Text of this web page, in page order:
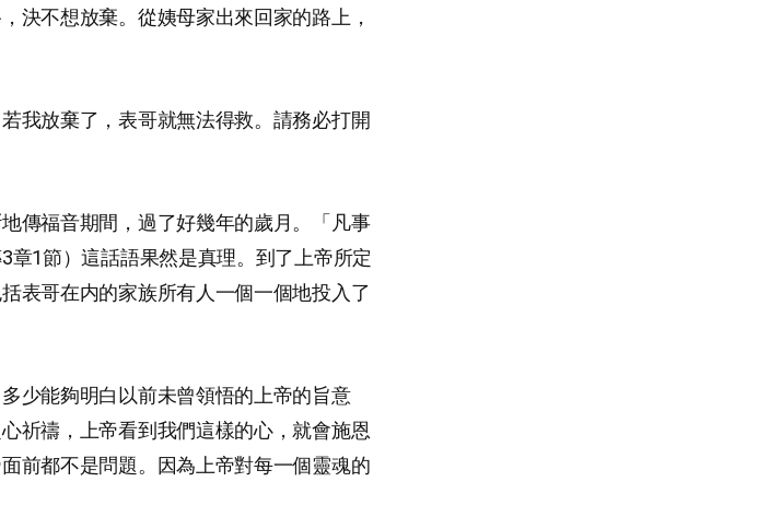
決不想放棄。從姨母家出來回家的路上，
我放棄了，表哥就無法得救。請務必打開
傳福音期間，過了好幾年的歲月。「凡事
1節）這話語果然是真理。到了上帝所定
表哥在内的家族所有人一個一個地投入了
少能夠明白以前未曾領悟的上帝的旨意
祈禱，上帝看到我們這樣的心，就會施恩
前都不是問題。因為上帝對每一個靈魂的